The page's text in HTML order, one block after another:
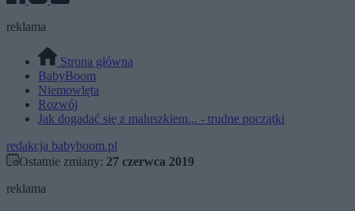
reklama
Strona główna
BabyBoom
Niemowlęta
Rozwój
Jak dogadać się z maluszkiem... - trudne początki
redakcja babyboom.pl
Ostatnie zmiany: 27 czerwca 2019
reklama